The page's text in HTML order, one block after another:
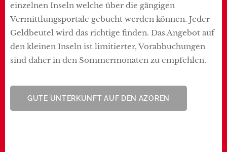
einzelnen Inseln welche über die gängigen
Vermittlungsportale gebucht werden können. Jeder
Geldbeutel wird das richtige finden. Das Angebot auf
den kleinen Inseln ist limitierter, Vorabbuchungen
sind daher in den Sommermonaten zu empfehlen.
GUTE UNTERKUNFT AUF DEN AZOREN